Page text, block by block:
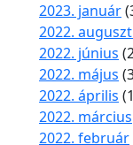
2023. január
2022.
2022. június
2022. május
2022. április
2022. március
2022. február